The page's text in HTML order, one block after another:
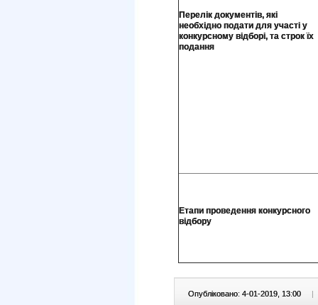
Перелік документів, які
необхідно подати для участі у
конкурсному відборі, та строк їх
подання
Етапи проведення конкурсного
відбору
Опубліковано: 4-01-2019, 13:00 |